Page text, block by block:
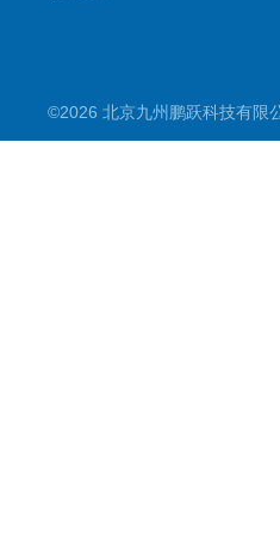
©2026 北京九州鹏跃科技有